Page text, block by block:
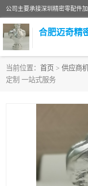
合肥迈奇精
当前位置： 首页 > 供应商
定制 一站式服务
铣床加工
零部件机加工
CNC加工